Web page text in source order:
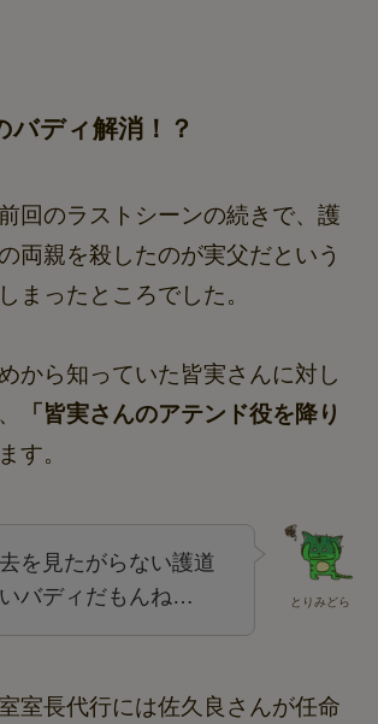
バディ解消！？
回のラストシーンの続きで、護
両親を殺したのが実父だという
まったところでした。
から知っていた皆実さんに対し
「皆実さんのアテンド役を降り
す。
とりみどら
を見たがらない護道
バディだもんね…
室長代行には佐久良さんが任命